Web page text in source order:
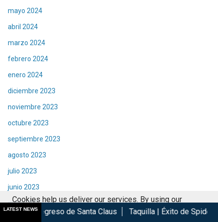
mayo 2024
abril 2024
marzo 2024
febrero 2024
enero 2024
diciembre 2023
noviembre 2023
octubre 2023
septiembre 2023
agosto 2023
julio 2023
junio 2023
mayo 2023
LATEST NEWS
de Santa Claus Taquilla | Éxito de Spider-Man Brand New
Cookies help us deliver our services. By using our
services, you agree to our use of cookies.
Got it